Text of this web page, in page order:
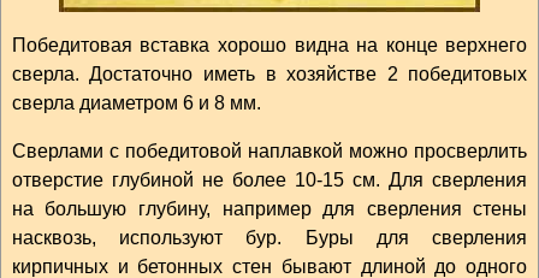
Победитовая вставка хорошо видна на конце верхнего
сверла. Достаточно иметь в хозяйстве 2 победитовых
сверла диаметром 6 и 8 мм.
Сверлами с победитовой наплавкой можно просверлить
отверстие глубиной не более 10-15 см. Для сверления
на большую глубину, например для сверления стены
насквозь, используют бур. Буры для сверления
кирпичных и бетонных стен бывают длиной до одного